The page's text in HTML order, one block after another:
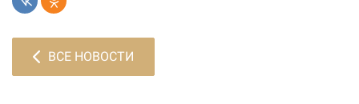
ВСЕ НОВОСТИ